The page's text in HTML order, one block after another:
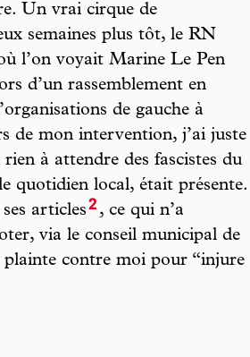
Un vrai cirque de
semaines plus tôt, le RN
l’on voyait Marine Le Pen
d’un rassemblement en
de gauche à
de mon intervention, j’ai juste
à attendre des fascistes du
quotidien local, était présente.
articles2 , ce qui n’a
via le conseil municipal de
contre moi pour “injure